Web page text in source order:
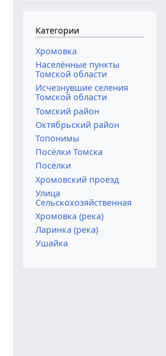
Категории
Хромовка
Населённые пункты
Томской области
Исчезнувшие селения
Томской области
Томский район
Октябрьский район
Топонимы
Посёлки Томска
Посёлки
Хромовский проезд
Улица
Сельскохозяйственная
Хромовка (река)
Ларинка (река)
Ушайка